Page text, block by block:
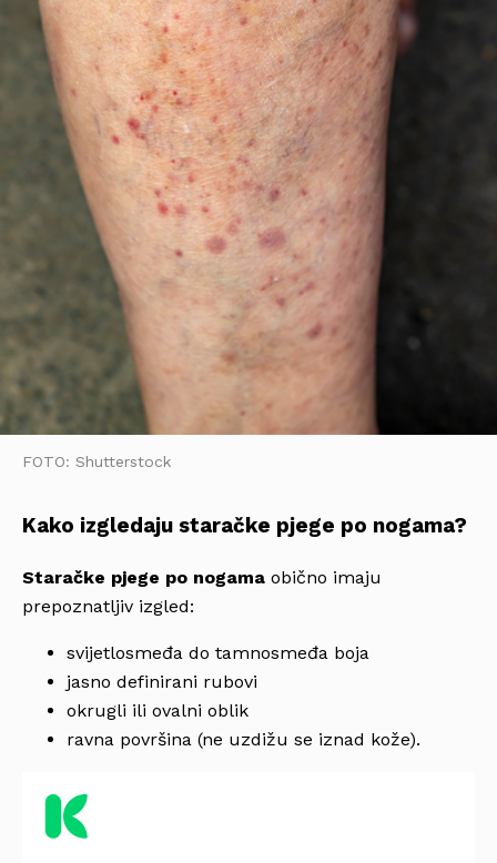
FOTO: Shutterstock
Kako izgledaju staračke pjege po nogama?
Staračke pjege po nogama obično imaju
prepoznatljiv izgled:
svijetlosmeđa do tamnosmeđa boja
jasno definirani rubovi
okrugli ili ovalni oblik
ravna površina (ne uzdižu se iznad kože).